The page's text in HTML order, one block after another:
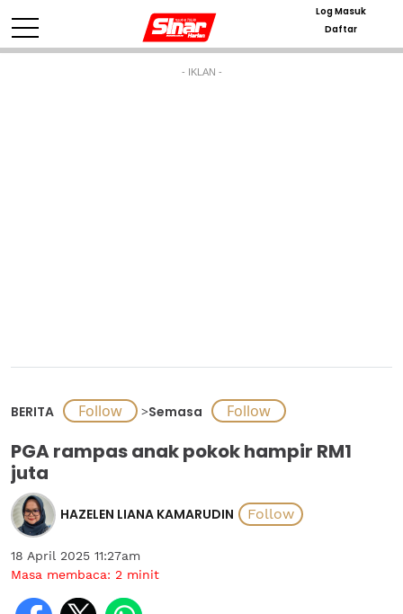
Log Masuk
Daftar
- IKLAN -
BERITA >Semasa
PGA rampas anak pokok hampir RM1
juta
HAZELEN LIANA KAMARUDIN
18 April 2025 11:27am
Masa membaca: 2 minit